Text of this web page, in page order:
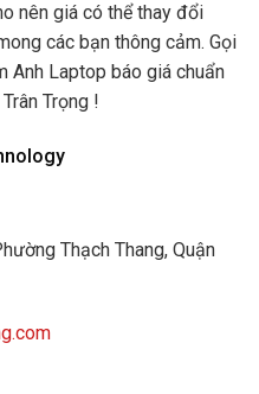
nên giá có thể thay đổi
các bạn thông cảm. Gọi
Anh Laptop báo giá chuẩn
Trọng !
Thạch Thang, Quận